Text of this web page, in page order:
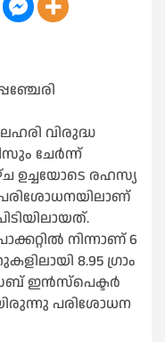
വിരുദ്ധ
ചേർന്ന്
ഉച്ചയോടെ രഹസ്യ
നിന്നാണ് 6
8.95 ഗ്രാം
ഇൻസ്‌പെക്ടർ
പരിശോധന